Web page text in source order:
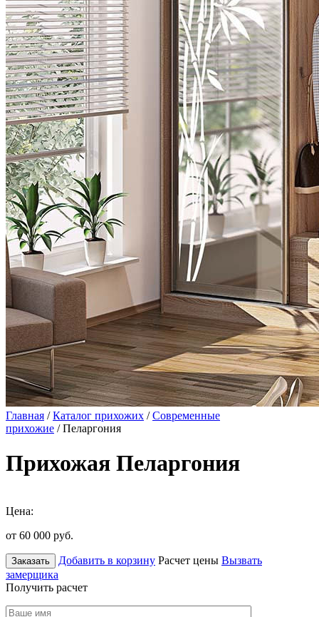
Главная /Каталог прихожих /Современные
прихожие / Пеларгония
Прихожая Пеларгония
Цена:
от 60 000 руб.
Заказать Добавить в корзину Расчет цены Вызвать
замерщика
Получить расчет